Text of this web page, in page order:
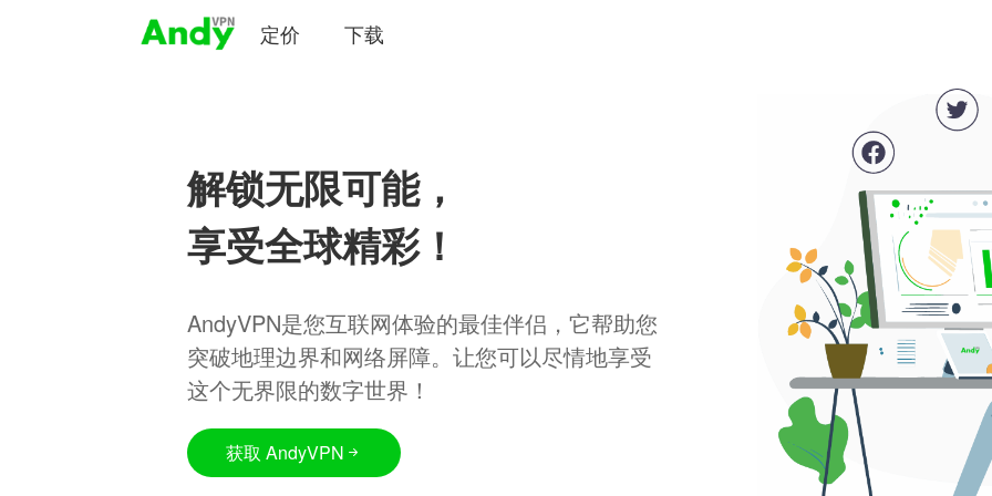
定价 下载
解锁无限可能，
享受全球精彩！
AndyVPN是您互联网体验的最佳伴侣，它帮助您
突破地理边界和网络屏障。让您可以尽情地享受
这个无界限的数字世界！
获取 AndyVPN